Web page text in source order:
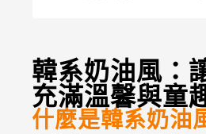
韓系奶油風：
充滿溫馨與童
什麼是韓系奶油